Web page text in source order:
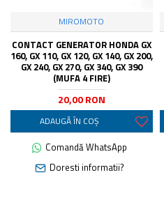
MIROMOTO
CONTACT GENERATOR HONDA GX
160, GX 110, GX 120, GX 140, GX 200,
GX 240, GX 270, GX 340, GX 390
(MUFA 4 FIRE)
20,00 RON
ADAUGĂ ÎN COŞ
Comandă WhatsApp
Doresti informatii?